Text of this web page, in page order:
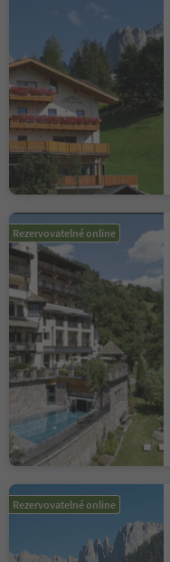
Rezervovatelné online
Rezervovatelné online